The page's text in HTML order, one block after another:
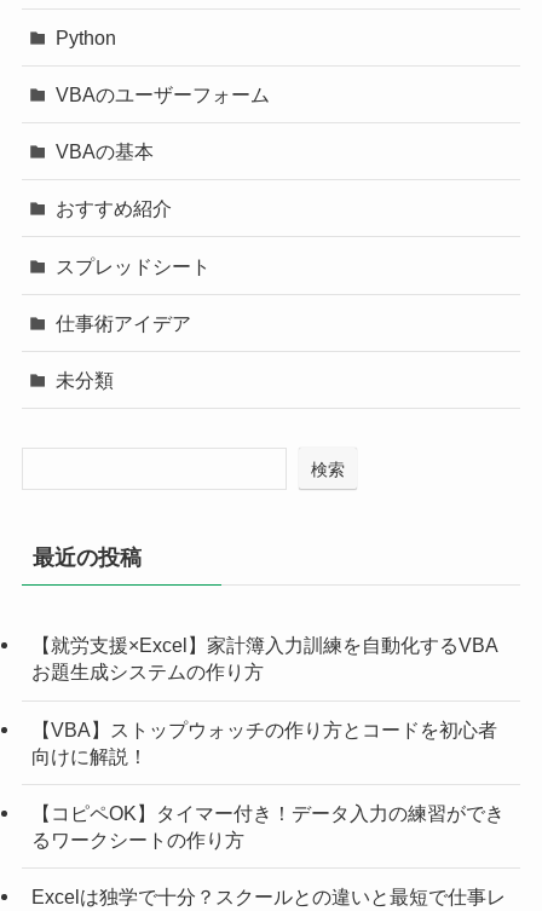
Python
VBAのユーザーフォーム
VBAの基本
おすすめ紹介
スプレッドシート
仕事術アイデア
未分類
検索
最近の投稿
【就労支援×Excel】家計簿入力訓練を自動化するVBA
お題生成システムの作り方
【VBA】ストップウォッチの作り方とコードを初心者
向けに解説！
【コピペOK】タイマー付き！データ入力の練習ができ
るワークシートの作り方
Excelは独学で十分？スクールとの違いと最短で仕事レ